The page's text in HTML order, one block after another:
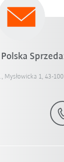
Mysłowicka 1, 43-100